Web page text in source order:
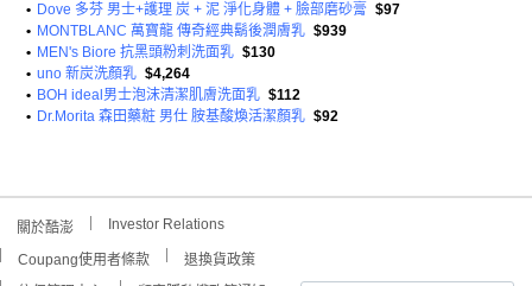
• Dove 多芬 男士+護理 炭 + 泥 淨化身體 + 臉部磨砂膏 $97
• MONTBLANC 萬寶龍 傳奇經典鬍後潤膚乳 $939
• MEN's Biore 抗黑頭粉刺洗面乳 $130
• uno 新炭洗顏乳 $4,264
• BOH ideal男士泡沫清潔肌膚洗面乳 $112
• Dr.Morita 森田藥粧 男仕 胺基酸煥活潔顏乳 $92
關於酷澎 Investor Relations
Coupang使用者條款
退換貨政策